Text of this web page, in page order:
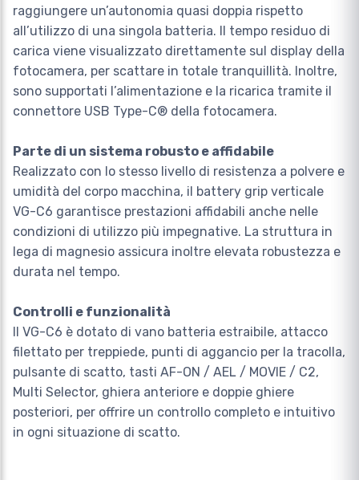
raggiungere un’autonomia quasi doppia rispetto
all’utilizzo di una singola batteria. Il tempo residuo di
carica viene visualizzato direttamente sul display della
fotocamera, per scattare in totale tranquillità. Inoltre,
sono supportati l’alimentazione e la ricarica tramite il
connettore USB Type-C® della fotocamera.
Parte di un sistema robusto e affidabile
Realizzato con lo stesso livello di resistenza a polvere e
umidità del corpo macchina, il battery grip verticale
VG-C6 garantisce prestazioni affidabili anche nelle
condizioni di utilizzo più impegnative. La struttura in
lega di magnesio assicura inoltre elevata robustezza e
durata nel tempo.
Controlli e funzionalità
Il VG-C6 è dotato di vano batteria estraibile, attacco
filettato per treppiede, punti di aggancio per la tracolla,
pulsante di scatto, tasti AF-ON / AEL / MOVIE / C2,
Multi Selector, ghiera anteriore e doppie ghiere
posteriori, per offrire un controllo completo e intuitivo
in ogni situazione di scatto.